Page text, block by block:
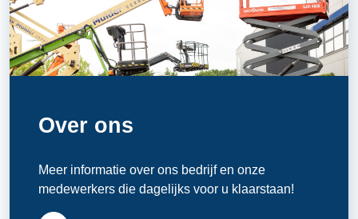
Over ons
Meer informatie over ons bedrijf en onze
medewerkers die dagelijks voor u klaarstaan!